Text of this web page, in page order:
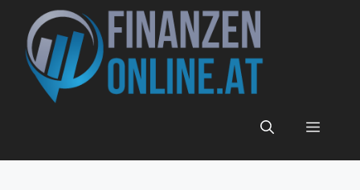
Inhalt
springen
Menü